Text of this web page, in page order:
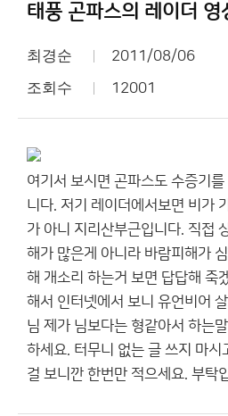
태풍 곤파스의 레이더 영
최경순 2011/08/06
조회수 12001
여기서 보시면 곤파스도 수증기
니다. 저기 레이더에서보면 비가
가 아니 지리산부근입니다. 직접
해가 많은게 아니라 바람피해가
해 개소리 하는거 보면 답답해 죽
해서 인터넷에서 보니 유언비어
님 제가 님보다는 형같아서 하는
하세요. 터무니 없는 글 쓰지 마시
걸 보니깐 한번만 적으세요. 부탁